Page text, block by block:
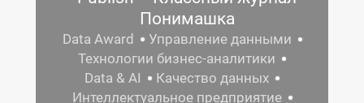
Понимашка
Data Award
Управление данными
Технологии бизнес-аналитики
Data & AI
Качество данных
Интеллектуальное предприятие